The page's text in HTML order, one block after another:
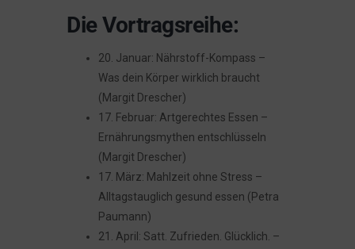
Die Vortragsreihe:
20. Januar: Nährstoff-Kompass –
Was dein Körper wirklich braucht
(Margit Drescher)
17. Februar: Artgerechtes Essen –
Ernährungsmythen entschlüsseln
(Margit Drescher)
17. März: Mahlzeit ohne Stress –
Alltagstauglich gesund essen (Petra
Paumann)
21. April: Satt. Zufrieden. Glücklich. –